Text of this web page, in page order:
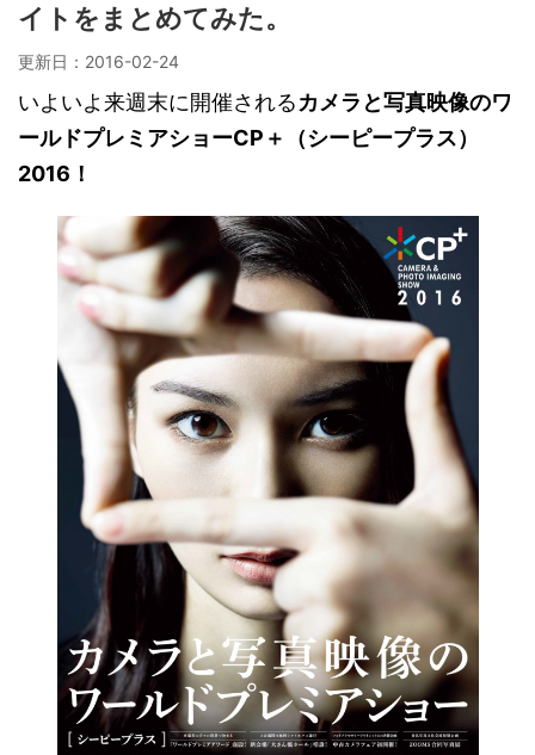
イトをまとめてみた。
更新日： 2016-02-24
いよいよ来週末に開催されるカメラと写真映像のワ
ールドプレミアショーCP＋（シーピープラス）
2016！